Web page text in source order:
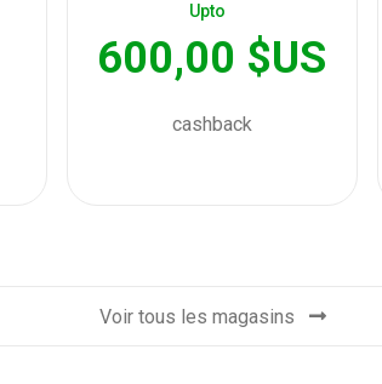
Upto
600,00 $US
cashback
Voir tous les magasins